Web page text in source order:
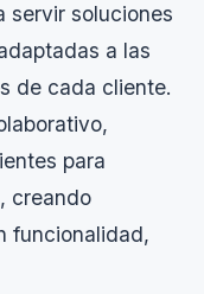
servir soluciones
a las
de cada cliente.
para
creando
funcionalidad,